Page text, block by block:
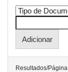
Resultados/Página